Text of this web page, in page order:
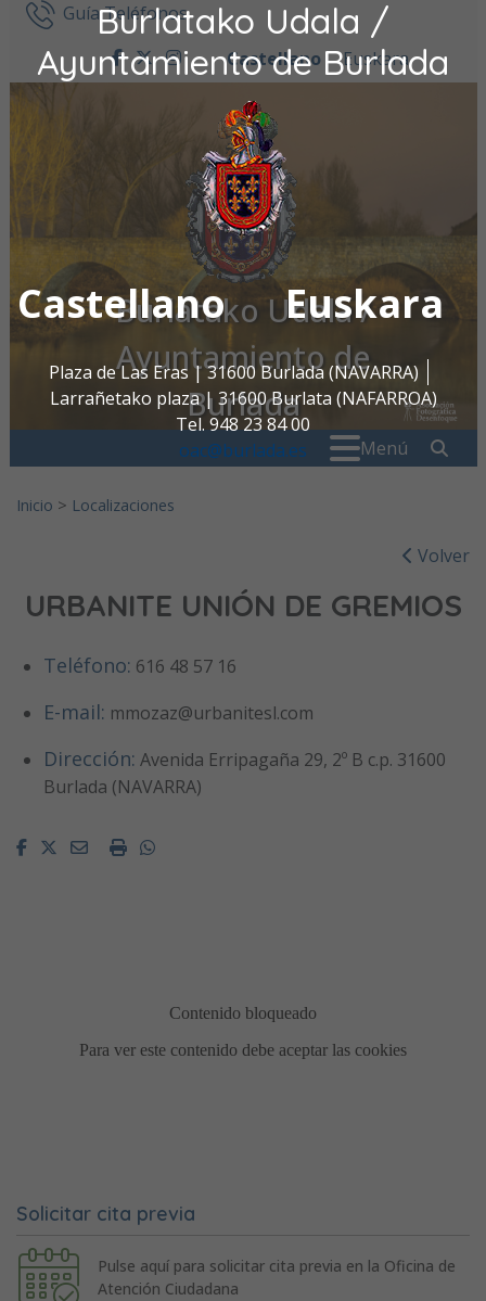
Burlatako Udala /
Ayuntamiento de Burlada
Castellano Euskara
Plaza de Las Eras | 31600 Burlada (NAVARRA)
Larrañetako plaza | 31600 Burlata (NAFARROA)
Tel. 948 23 84 00
oac@burlada.es
Ir al contenidoGuía Teléfonos
facebook
twitter
instagram
Castellano Euskara
Burlatako Udala /
Ayuntamiento de
Burlada
Menú
Inicio > Localizaciones
Volver
URBANITE UNIÓN DE GREMIOS
Teléfono: 616 48 57 16
E-mail: mmozaz@urbanitesl.com
Dirección: Avenida Erripagaña 29, 2º B c.p. 31600
Burlada (NAVARRA)
FacebookTwitterEmailImprimirWhatsapp
Solicitar cita previa
Pulse aquí para solicitar cita previa en la Oficina de
Atención Ciudadana